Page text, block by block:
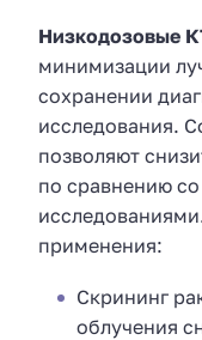
Низкодозовые
минимизации
сохранении
исследования.
позволяют
по сравнению
применения:
Скрининг
облучения